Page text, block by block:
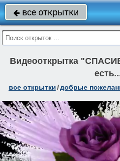
 все открытки
Видеооткрытка
все открытки/добрые